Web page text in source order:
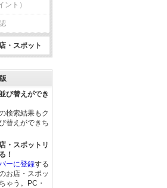
ント）
・スポット
び替えができ
検索結果もク
替えができち
・スポットリ
！
ーに登録する
お店・スポッ
ゃう。PC・